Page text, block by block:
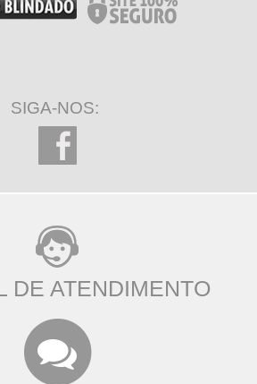
SIGA-NOS:
DE ATENDIMENTO